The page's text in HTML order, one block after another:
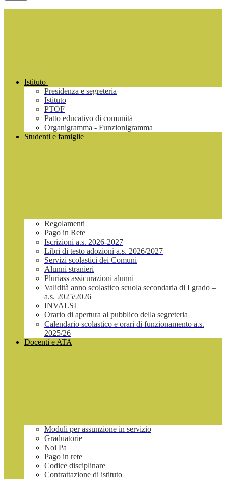
Istituto
Presidenza e segreteria
Istituto
PTOF
Patto educativo di comunità
Organigramma - Funzionigramma
Studenti e famiglie
Regolamenti
Pago in Rete
Iscrizioni a.s. 2026-2027
Libri di testo adozioni a.s. 2026/2027
Servizi scolastici dei Comuni
Alunni stranieri
Pluriass assicurazioni alunni
Validità anno scolastico scuola secondaria di I grado –
a.s. 2025/2026
INVALSI
Orario di apertura al pubblico della segreteria
Calendario scolastico e orari di funzionamento a.s.
2025/26
Docenti e ATA
Moduli per assunzione in servizio
Graduatorie
Noi Pa
Pago in rete
Codice disciplinare
Contrattazione di istituto